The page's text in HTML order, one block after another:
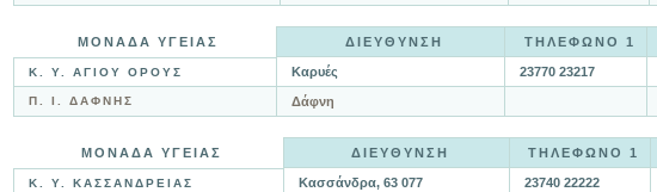
ΜΟΝΑΔΑ ΥΓΕΙΑΣ
ΔΙΕΥΘΥΝΣΗ ΤΗΛΕΦΩΝΟ 1
Κ. Υ. ΑΓΙΟΥ ΟΡΟΥΣ Καρυές 23770 23217
Π. Ι. ΔΑΦΝΗΣ
Δάφνη
ΜΟΝΑΔΑ ΥΓΕΙΑΣ
ΔΙΕΥΘΥΝΣΗ ΤΗΛΕΦΩΝΟ 1
Κ. Υ. ΚΑΣΣΑΝΔΡΕΙΑΣ Κασσάνδρα, 63 077 23740 22222